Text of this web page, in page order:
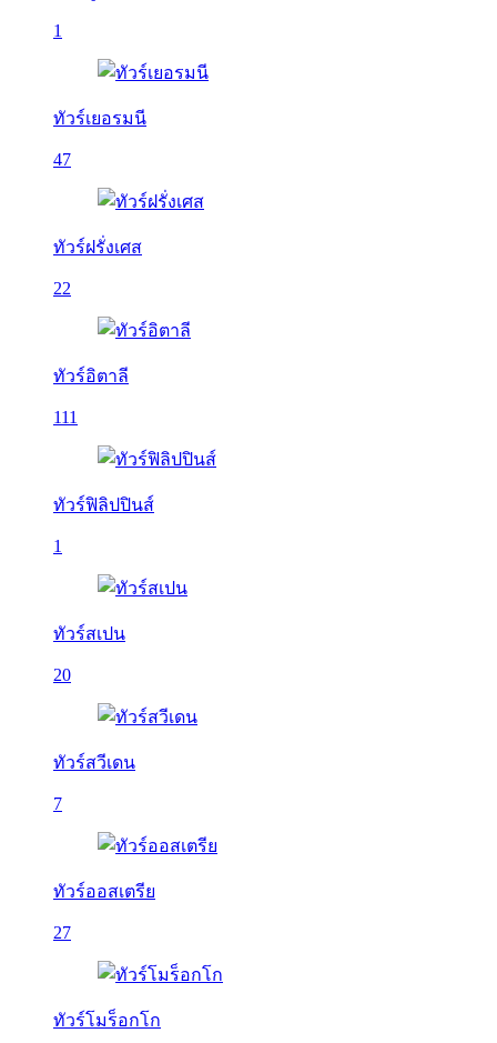
1
ทัวร์เยอรมนี
47
ทัวร์ฝรั่งเศส
22
ทัวร์อิตาลี
111
ทัวร์ฟิลิปปินส์
1
ทัวร์สเปน
20
ทัวร์สวีเดน
7
ทัวร์ออสเตรีย
27
ทัวร์โมร็อกโก